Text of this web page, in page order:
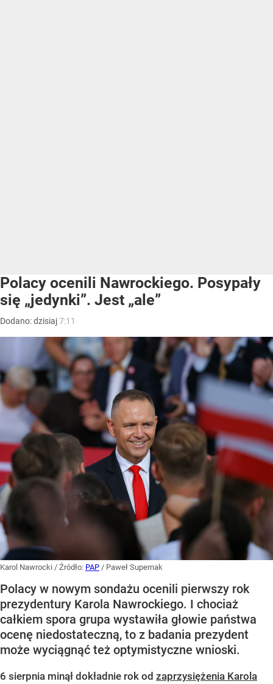
Polacy ocenili Nawrockiego. Posypały
się „jedynki”. Jest „ale”
Dodano:dzisiaj7:11
Karol Nawrocki / Źródło: PAP / Paweł Supernak
Polacy w nowym sondażu ocenili pierwszy rok
prezydentury Karola Nawrockiego. I chociaż
całkiem spora grupa wystawiła głowie państwa
ocenę niedostateczną, to z badania prezydent
może wyciągnąć też optymistyczne wnioski.
6 sierpnia minął dokładnie rok od zaprzysiężenia Karola